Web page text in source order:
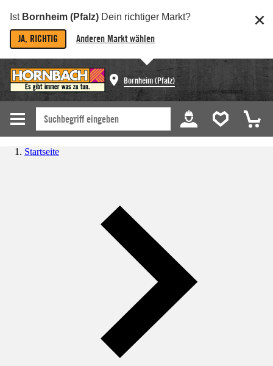
Ist Bornheim (Pfalz) Dein richtiger Markt?
JA, RICHTIG Anderen Markt wählen
Bornheim (Pfalz)
Startseite